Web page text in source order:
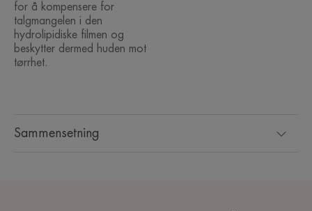
Sammensetning
for å kompensere for
talgmangelen i den
hydrolipidiske filmen og
beskytter dermed huden mot
tørrhet.